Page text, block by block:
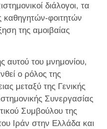
διάλογοι, τα
καθηγητών-φοιτητών
της αμοιβαίας
αυτού του μνημονίου,
ο ρόλος της
μεταξύ της Γενικής
Συνεργασίας
Συμβούλου της
Ιράν στην Ελλάδα και